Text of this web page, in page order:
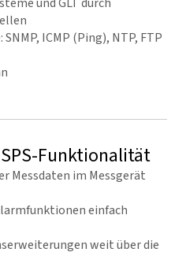
ICMP (Ping), NTP, FTP
Funktionalität
Messdaten im Messgerät
einfach
weit über die